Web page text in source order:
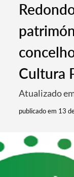
Cultura
Atualizado
publicado em 13